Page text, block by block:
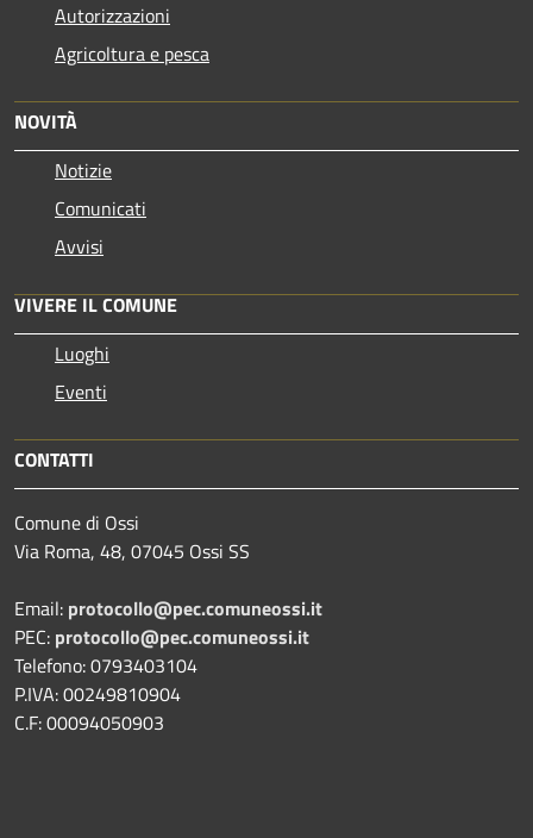
Autorizzazioni
Agricoltura e pesca
NOVITÀ
Notizie
Comunicati
Avvisi
VIVERE IL COMUNE
Luoghi
Eventi
CONTATTI
Comune di Ossi
Via Roma, 48, 07045 Ossi SS
Email: protocollo@pec.comuneossi.it
PEC: protocollo@pec.comuneossi.it
Telefono: 0793403104
P.IVA: 00249810904
C.F: 00094050903